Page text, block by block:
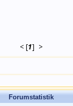
<[1] >
Forumstatistik